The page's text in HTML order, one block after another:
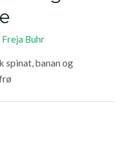
Freja Buhr
spinat, banan og